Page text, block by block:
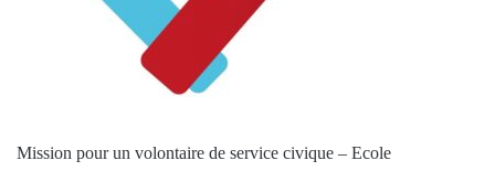
Mission pour un volontaire de service civique – Ecole